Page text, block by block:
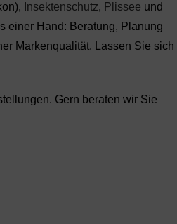
Insektenschutz, Plissee und
einer Hand: Beratung, Planung
Markenqualität. Lassen Sie sich
Gern beraten wir Sie